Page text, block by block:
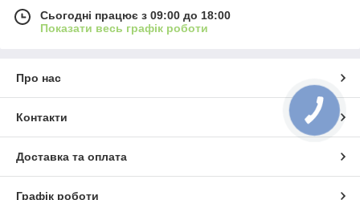
Сьогодні працює з 09:00 до 18:00
Показати весь графік роботи
Про нас
Контакти
Доставка та оплата
Графік роботи
КНОПКА
ЗВ'ЯЗКУ